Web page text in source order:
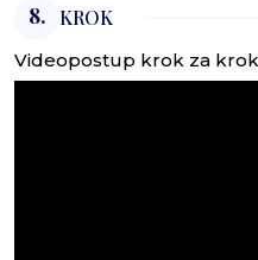
8. KROK
Videopostup krok za